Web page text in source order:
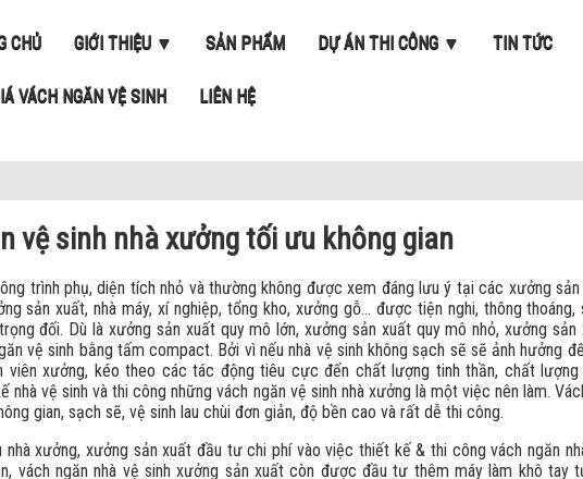
CHỦ GIỚI THIỆU ▼ SẢN PHẨM DỰ ÁN THI CÔNG ▼ TIN TỨC
VÁCH NGĂN VỆ SINH LIÊN HỆ
vệ sinh nhà xưởng tối ưu không gian
trình phụ, diện tích nhỏ và thường không được xem đáng lưu ý tại các xưởng
sản xuất, nhà máy, xí nghiệp, tổng kho, xưởng gỗ… được tiện nghi, thông
đối. Dù là xưởng sản xuất quy mô lớn, xưởng sản xuất quy mô nhỏ, xưởng sản
vệ sinh bằng tấm compact. Bởi vì nếu nhà vệ sinh không sạch sẽ sẽ ảnh hưởng
viên xưởng, kéo theo các tác động tiêu cực đến chất lượng tinh thần, chất
nhà vệ sinh và thi công những vách ngăn vệ sinh nhà xưởng là một việc nên làm.
gian, sạch sẽ, vệ sinh lau chùi đơn giản, độ bền cao và rất dễ thi công.
nhà xưởng, xưởng sản xuất đầu tư chi phí vào việc thiết kế & thi công vách ngăn
vách ngăn nhà vệ sinh xưởng sản xuất còn được đầu tư thêm máy làm khô tay